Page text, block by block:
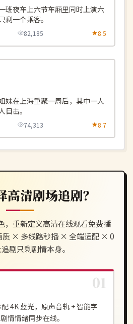
班夜车上六节车厢里同时上演六
剩一个乘客。
82,185 8.5
妹在上海重聚一周后，其中一人
目击。
74,313 8.7
高清剧场追剧？
，重新定义高清在线观看免费播
质 × 多线路秒播 × 全端适配 × 0
剧只剩剧情本身。
4K 蓝光，原声音轨 + 智能字
情情绪同步在线。